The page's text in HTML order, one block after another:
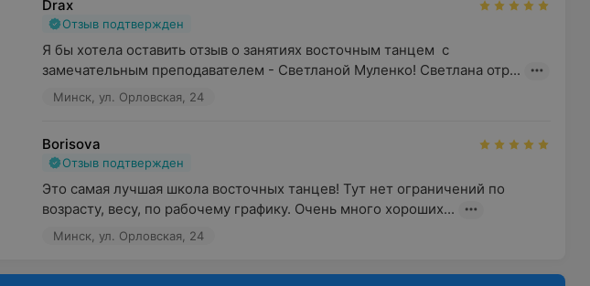
Drax
Отзыв подтвержден
Я бы хотела оставить отзыв о занятиях восточным танцем  с
замечательным преподавателем - Светланой Муленко! Светлана отр...
Минск, ул. Орловская, 24
Borisova
Отзыв подтвержден
Это самая лучшая школа восточных танцев! Тут нет ограничений по
возрасту, весу, по рабочему графику. Очень много хороших...
Минск, ул. Орловская, 24